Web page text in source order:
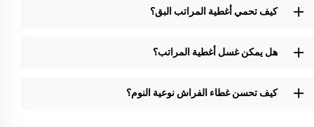
كيف تحمي أغطية المراتب البق؟
هل يمكن غسل أغطية المراتب؟
كيف تحسن غطاء الفراش نوعية النوم؟